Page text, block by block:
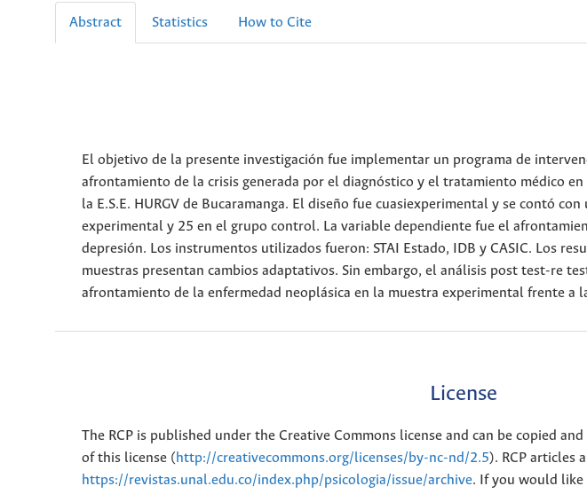
Abstract Statistics How to Cite
El objetivo de la presente investigación fue implementar un programa de
afrontamiento de la crisis generada por el diagnóstico y el tratamiento médico
la E.S.E. HURGV de Bucaramanga. El diseño fue cuasiexperimental y se contó
experimental y 25 en el grupo control. La variable dependiente fue el
depresión. Los instrumentos utilizados fueron: STAI Estado, IDB y CASIC. Los
muestras presentan cambios adaptativos. Sin embargo, el análisis post test-re
afrontamiento de la enfermedad neoplásica en la muestra experimental frente a
License
The RCP is published under the Creative Commons license and can be copied
of this license (http://creativecommons.org/licenses/by-nc-nd/2.5). RCP articles
https://revistas.unal.edu.co/index.php/psicologia/issue/archive. If you would like